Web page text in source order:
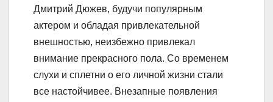
Дмитрий Дюжев, будучи популярным
актером и обладая привлекательной
внешностью, неизбежно привлекал
внимание прекрасного пола. Со временем
слухи и сплетни о его личной жизни стали
все настойчивее. Внезапные появления